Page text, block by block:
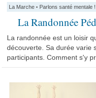
La Marche • Parlons santé mentale !
La Randonnée
La randonnée est un loisir
découverte. Sa durée varie
participants. Comment s'y